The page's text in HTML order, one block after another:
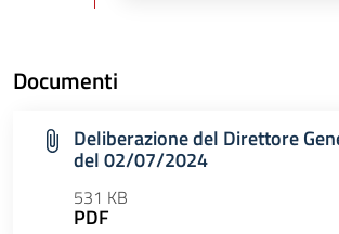
Documenti
Deliberazione del Direttore
del 02/07/2024
531 KB
PDF